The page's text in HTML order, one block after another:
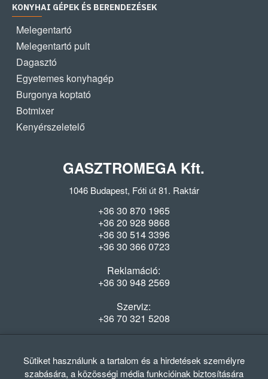
KONYHAI GÉPEK ÉS BERENDEZÉSEK
Melegentartó
Melegentartó pult
Dagasztó
Egyetemes konyhagép
Burgonya koptató
Botmixer
Kenyérszeletelő
GASZTROMEGA Kft.
1046 Budapest, Fóti út 81. Raktár
+36 30 870 1965
+36 20 928 9868
+36 30 514 3396
+36 30 366 0723
Reklamáció:
+36 30 948 2569
Szerviz:
+36 70 321 5208
Hétfő-Péntek: 08:00-16:30
Sütiket használunk a tartalom és a hirdetések személyre
szabására, a közösségi média funkcióinak biztosítására